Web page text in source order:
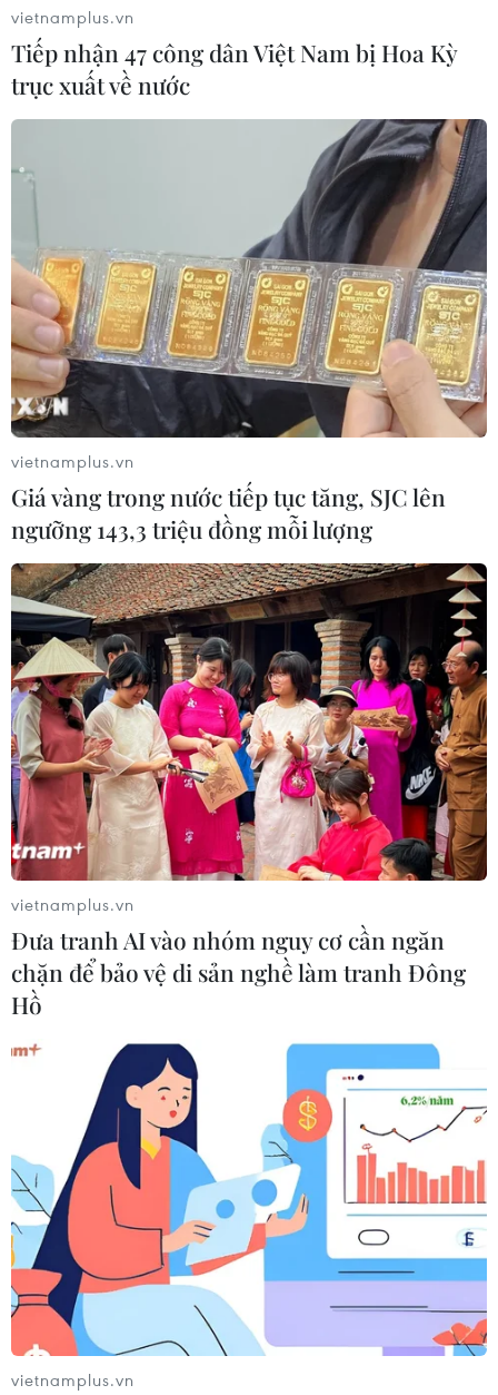
vietnamplus.vn
Tiếp nhận 47 công dân Việt Nam bị Hoa Kỳ
trục xuất về nước
vietnamplus.vn
Giá vàng trong nước tiếp tục tăng, SJC lên
ngưỡng 143,3 triệu đồng mỗi lượng
vietnamplus.vn
Đưa tranh AI vào nhóm nguy cơ cần ngăn
chặn để bảo vệ di sản nghề làm tranh Đông
Hồ
vietnamplus.vn